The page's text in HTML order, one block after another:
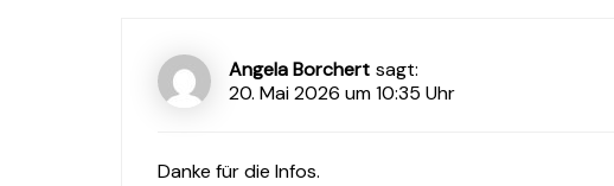
Angela Borchert sagt:
20. Mai 2026 um 10:35 Uhr
Danke für die Infos.